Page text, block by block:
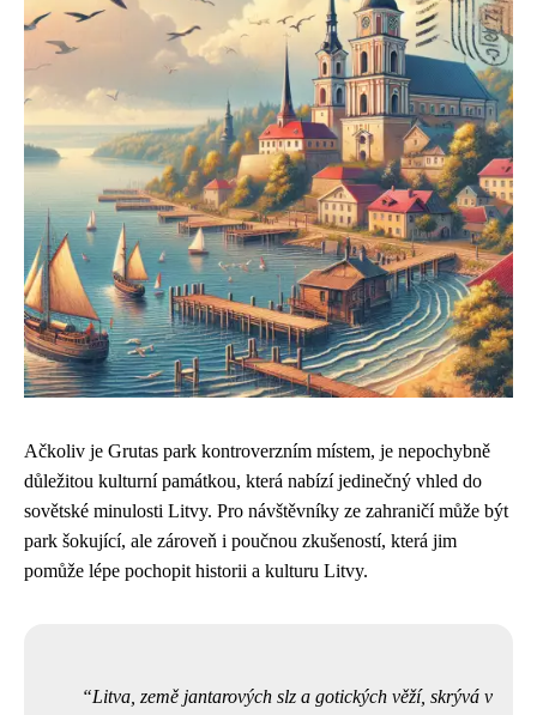
Ačkoliv je Grutas park kontroverzním místem, je nepochybně
důležitou kulturní památkou, která nabízí jedinečný vhled do
sovětské minulosti Litvy. Pro návštěvníky ze zahraničí může být
park šokující, ale zároveň i poučnou zkušeností, která jim
pomůže lépe pochopit historii a kulturu Litvy.
Litva, země jantarových slz a gotických věží, skrývá v